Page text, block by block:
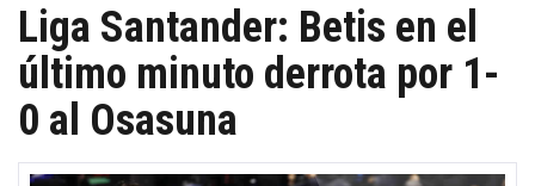
Liga Santander: Betis en el
último minuto derrota por 1-
0 al Osasuna